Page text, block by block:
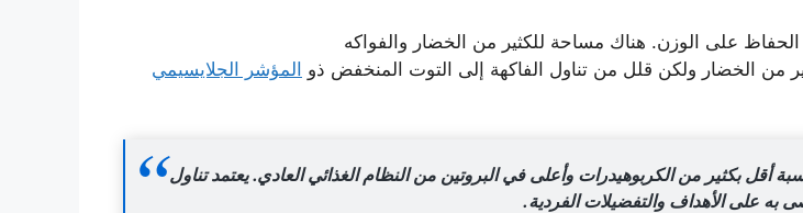
على الوزن. هناك مساحة للكثير من الخضار والفواكه
من الخضار ولكن قلل من تناول الفاكهة إلى التوت المنخفض ذو المؤشر الجلايسيمي
بكثير من الكربوهيدرات وأعلى في البروتين من النظام الغذائي العادي. يعتمد تناول
به على الأهداف والتفضيلات الفردية.